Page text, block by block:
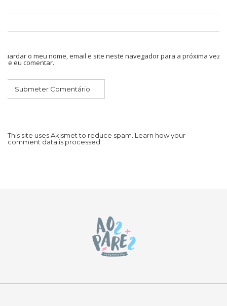
Guardar o meu nome, email e site neste navegador para a próxima vez
que eu comentar.
This site uses Akismet to reduce spam. Learn how your
comment data is processed.